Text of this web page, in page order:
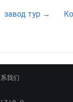
завод тур →
我们